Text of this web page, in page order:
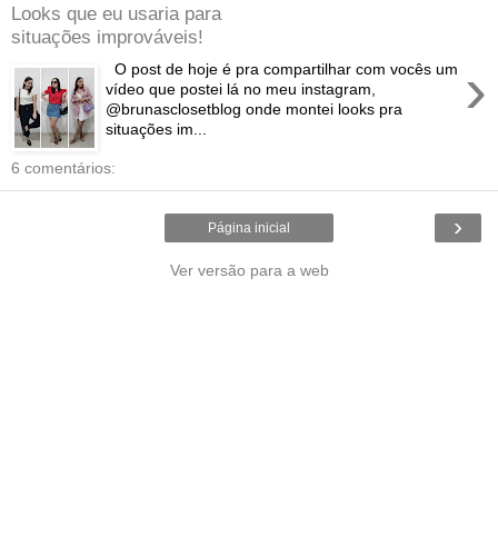
Looks que eu usaria para
situações improváveis!
›
O post de hoje é pra compartilhar com vocês um
vídeo que postei lá no meu instagram,
@brunasclosetblog onde montei looks pra
situações im...
6 comentários:
›
Página inicial
Ver versão para a web